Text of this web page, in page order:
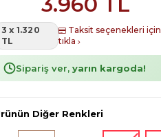
3 x 1.320
TL
Taksit seçenekleri için
tıkla
Sipariş ver, yarın kargoda!
Diğer Renkleri